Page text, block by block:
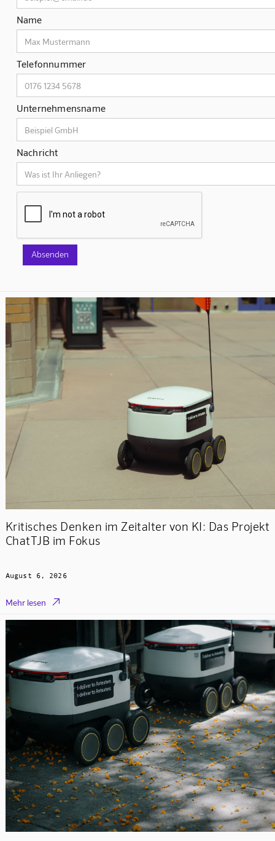
Name
Telefonnummer
Unternehmensname
Nachricht
Kritisches Denken im Zeitalter von KI: Das Projekt
ChatTJB im Fokus
August 6, 2026
Mehr lesen 